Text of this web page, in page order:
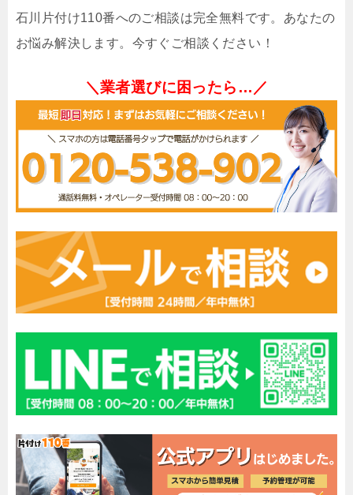
石川片付け110番へのご相談は完全無料です。あなたの
お悩み解決します。今すぐご相談ください！
＼業者選びに困ったら…／